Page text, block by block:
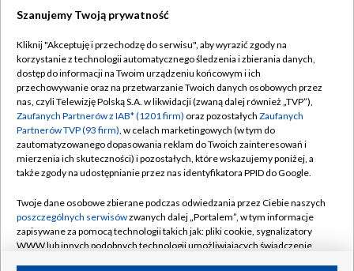
TVP
Abonament TVP
Emisja w TVP
Centrum informacji TVP
Naziemna Telewizja Cyfrowa
Rada Programowa
System NOS
Informacje o nadawcy
Regulamin TVP
Polityka prywatności
Moje zgody
Pomoc
Kontakt
Szanujemy Twoją prywatność
Kliknij "Akceptuję i przechodzę do serwisu", aby wyrazić zgody na
korzystanie z technologii automatycznego śledzenia i zbierania danych,
dostęp do informacji na Twoim urządzeniu końcowym i ich
przechowywanie oraz na przetwarzanie Twoich danych osobowych przez
nas, czyli Telewizję Polską S.A. w likwidacji (zwaną dalej również „TVP”),
Zaufanych Partnerów z IAB* (1201 firm) oraz pozostałych Zaufanych
Partnerów TVP (93 firm), w celach marketingowych (w tym do
zautomatyzowanego dopasowania reklam do Twoich zainteresowań i
mierzenia ich skuteczności) i pozostałych, które wskazujemy poniżej, a
także zgody na udostępnianie przez nas identyfikatora PPID do Google.
Twoje dane osobowe zbierane podczas odwiedzania przez Ciebie naszych
poszczególnych serwisówzwanych dalej „Portalem”, w tym informacje
zapisywane za pomocą technologii takich jak: pliki cookie, sygnalizatory
WWW lub innych podobnych technologii umożliwiających świadczenie